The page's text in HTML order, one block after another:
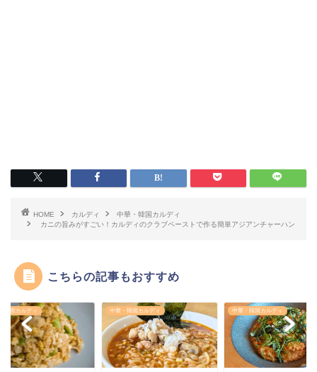
HOME カルディ
中華・韓国カルディ
カニの旨みがすごい！カルディのクラブペーストで作る簡単アジアンチャーハン
こちらの記事もおすすめ
韓国カルディ 中華・韓国カルディ 中華・韓国カルディ